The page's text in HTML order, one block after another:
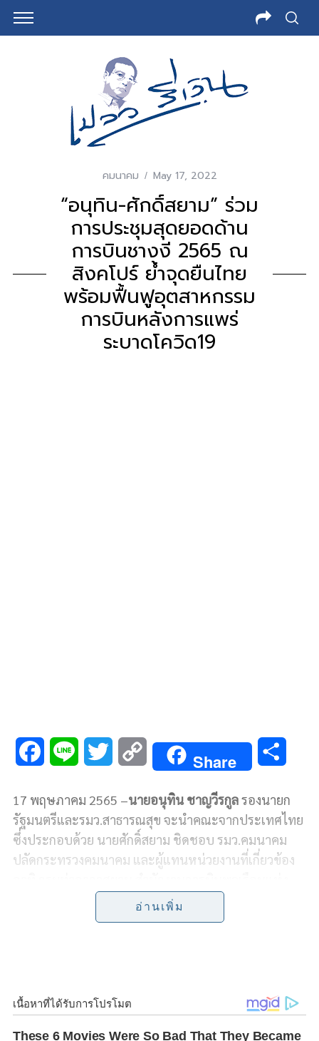
คมนาคม May 17, 2022
“อนุทิน-ศักดิ์สยาม” ร่วม
การประชุมสุดยอดด้าน
การบินชางงี 2565 ณ
สิงคโปร์ ย้ำจุดยืนไทย
พร้อมฟื้นฟูอุตสาหกรรม
การบินหลังการแพร่
ระบาดโควิด19
c
e
b
n
e
i
t
t
e
r
p
y
L
i
n
Share
a
r
e
17 พฤษภาคม 2565 –นายอนุทิน ชาญวีรกูลรองนายก
รัฐมนตรีและรมว.สาธารณสุข จะนำคณะจากประเทศไทย
ซึ่งประกอบด้วย นายศักดิ์สยาม ชิดชอบ รมว.คมนาคม
ปลัดกระทรวงคมนาคม และผู้แทนหน่วยงานที่เกี่ยวข้อง
ประเทศไทย บริษัทท่าอากาศยานไทย จำกัด (มหาชน)
บริษัทวิทยุการบิน จำกัด และสำนักงานปลัดกระทรวง
สำหรับการประชุมสุดยอดด้านการบินชางงี 2565 จะเป็น
โอกาสที่ผู้นำด้านการบินโลกและจากทุกภาคส่วน ทั้ง
อ่านเพิ่ม